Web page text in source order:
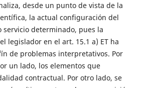
desde un punto de vista de la
la actual configuración del
servicio determinado, pues la
legislador en el art. 15.1 a) ET ha
de problemas interpretativos. Por
un lado, los elementos que
contractual. Por otro lado, se